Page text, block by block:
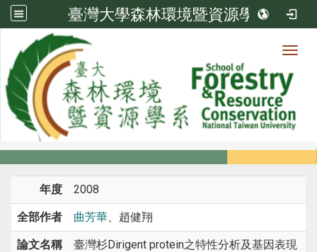
臺灣大學森林環境暨資源學系
系所成員
系所成員
年度 2008
全部作者 曲芳華、趙健翔
論文名稱 臺灣杉Dirigent protein之特性分析及基因表現